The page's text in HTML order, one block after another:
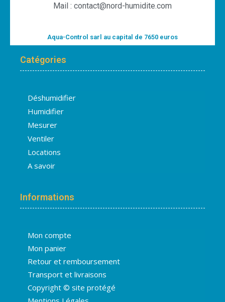
Mail : contact@nord-humidite.com
Aqua-Control sarl au capital de 7650 euros
Catégories
Déshumidifier
Humidifier
Mesurer
Ventiler
Locations
A savoir
Informations
Mon compte
Mon panier
Retour et remboursement
Transport et livraisons
Copyright © site protégé